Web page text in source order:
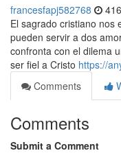
francesfapj582768
El sagrado cristiano nos
pueden servir a dos
confronta con el dilema
ser fiel a Cristo https://
Comments
Comments
Submit a Comment